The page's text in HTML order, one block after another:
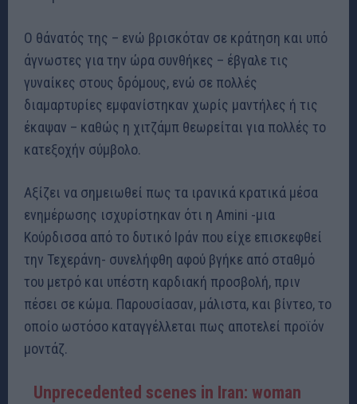
Ο θάνατός της – ενώ βρισκόταν σε κράτηση και υπό
άγνωστες για την ώρα συνθήκες – έβγαλε τις
γυναίκες στους δρόμους, ενώ σε πολλές
διαμαρτυρίες εμφανίστηκαν χωρίς μαντήλες ή τις
έκαψαν – καθώς η χιτζάμπ θεωρείται για πολλές το
κατεξοχήν σύμβολο.
Αξίζει να σημειωθεί πως τα ιρανικά κρατικά μέσα
ενημέρωσης ισχυρίστηκαν ότι η Amini -μια
Κούρδισσα από το δυτικό Ιράν που είχε επισκεφθεί
την Τεχεράνη- συνελήφθη αφού βγήκε από σταθμό
του μετρό και υπέστη καρδιακή προσβολή, πριν
πέσει σε κώμα. Παρουσίασαν, μάλιστα, και βίντεο, το
οποίο ωστόσο καταγγέλλεται πως αποτελεί προϊόν
μοντάζ.
Unprecedented scenes in Iran: woman